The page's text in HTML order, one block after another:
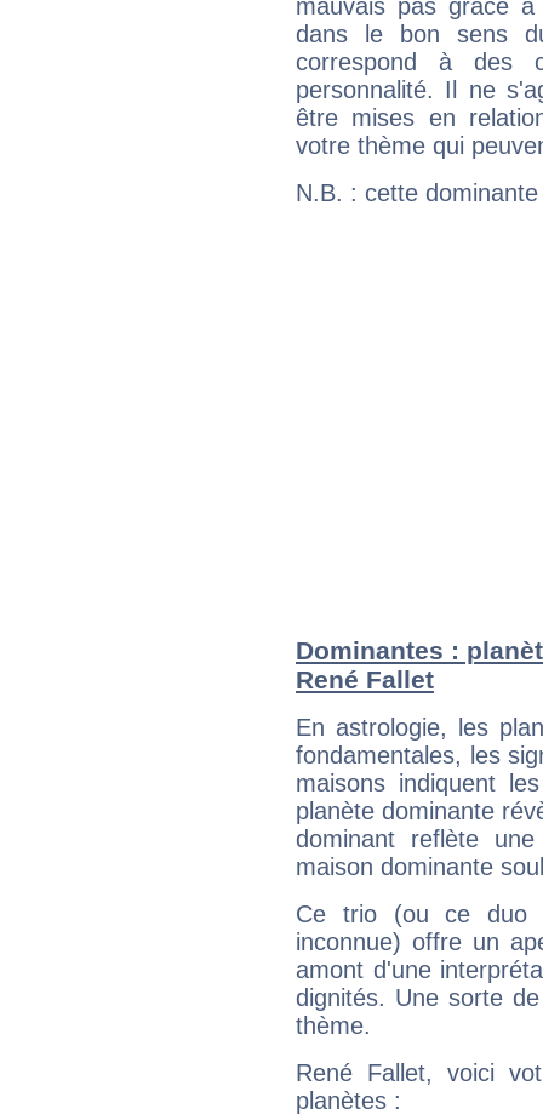
mauvais pas grâce
dans le bon sens
correspond à des
personnalité. Il ne
être mises en
votre thème qui
N.B. : cette
Dominantes :
René Fallet
En astrologie, les
fondamentales, les
maisons indiquent
planète dominante
dominant reflète
maison dominante
Ce trio (ou ce duo
inconnue) offre un
amont d'une
dignités. Une sorte
thème.
René Fallet, voici
planètes :